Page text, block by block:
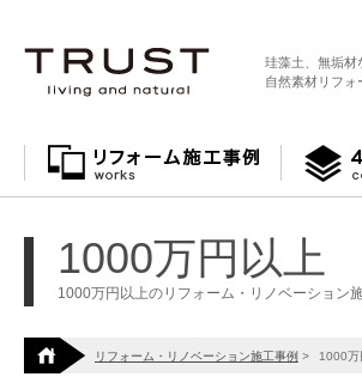
珪藻土、無垢材
自然素材リフォ
1000万円以上
1000万円以上のリフォーム・リノベーション
リフォーム・リノベーション施工事例 > 1000万